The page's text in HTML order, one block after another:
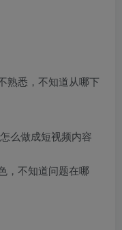
熟悉，不知道从哪下
么做成短视频内容
，不知道问题在哪